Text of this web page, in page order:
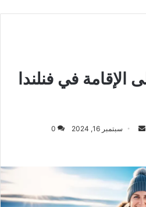
الإقامة في فنلندا
أرسل سبتمبر 16, 2024 0